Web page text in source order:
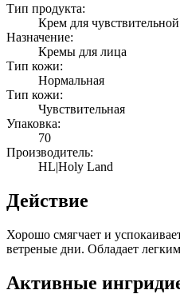
Тип продукта:
Крем для
Назначение:
Кремы для лица
Тип кожи:
Нормальная
Тип кожи:
Чувствительная
Упаковка:
70
Производитель:
HL|Holy Land
Действие
Хорошо смягчает и
ветреные дни. Обладает
Активные